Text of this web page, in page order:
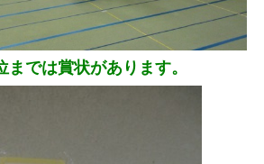
では賞状があります。